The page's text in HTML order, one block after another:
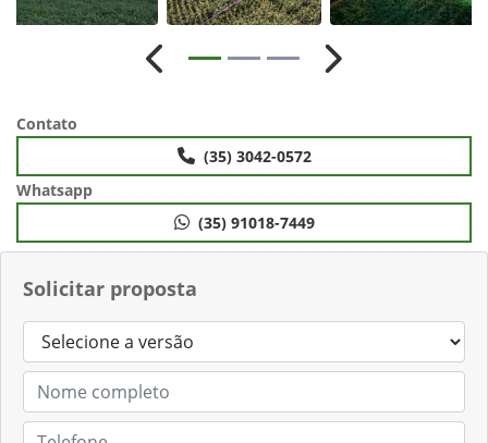
Solicitar proposta
Anterior Próximo
Contato
(35) 3042-0572
Whatsapp
(35) 91018-7449